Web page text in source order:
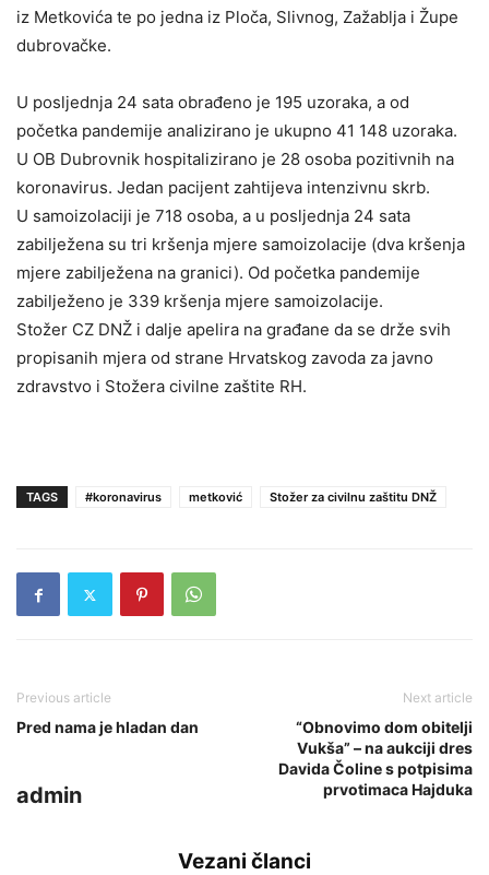
iz Metkovića te po jedna iz Ploča, Slivnog, Zažablja i Župe
dubrovačke.
U posljednja 24 sata obrađeno je 195 uzoraka, a od
početka pandemije analizirano je ukupno 41 148 uzoraka.
U OB Dubrovnik hospitalizirano je 28 osoba pozitivnih na
koronavirus. Jedan pacijent zahtijeva intenzivnu skrb.
U samoizolaciji je 718 osoba, a u posljednja 24 sata
zabilježena su tri kršenja mjere samoizolacije (dva kršenja
mjere zabilježena na granici). Od početka pandemije
zabilježeno je 339 kršenja mjere samoizolacije.
Stožer CZ DNŽ i dalje apelira na građane da se drže svih
propisanih mjera od strane Hrvatskog zavoda za javno
zdravstvo i Stožera civilne zaštite RH.
TAGS #koronavirus metković Stožer za civilnu zaštitu DNŽ
Previous article
Pred nama je hladan dan
Next article
“Obnovimo dom obitelji
Vukša” – na aukciji dres
Davida Čoline s potpisima
prvotimaca Hajduka
admin
Vezani članci